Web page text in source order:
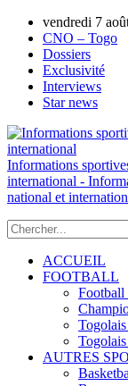
vendredi 7
CNO – Togo
Dossiers
Exclusivité
Interviews
Star news
Informations
international -
national et
ACCUEIL
FOOTBALL
Football
AUTRES